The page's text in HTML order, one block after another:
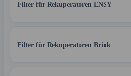
Filter für Rekuperatoren ENSY
Filter für Rekuperatoren Brink